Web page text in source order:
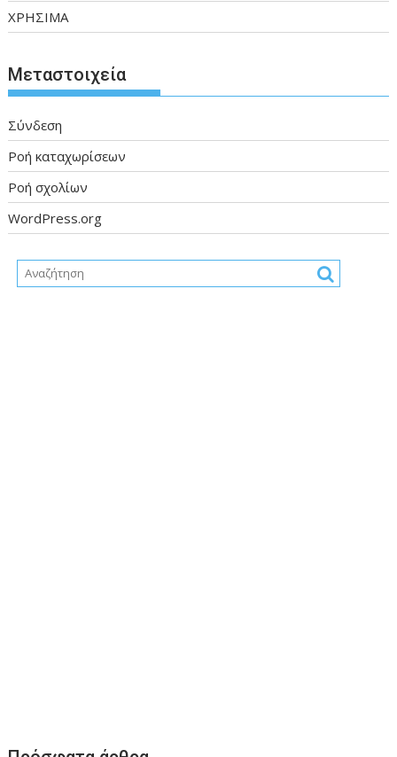
ΧΡΗΣΙΜΑ
Μεταστοιχεία
Σύνδεση
Ροή καταχωρίσεων
Ροή σχολίων
WordPress.org